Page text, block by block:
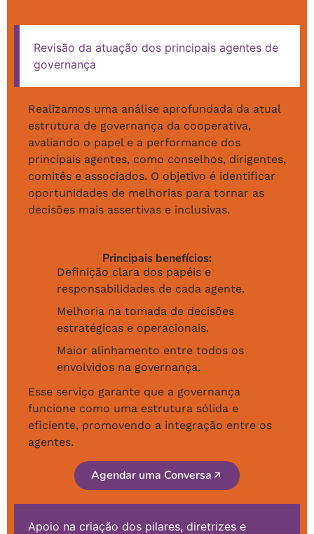
Revisão da atuação dos principais agentes de
governança
Apoio na criação dos pilares, diretrizes e
Realizamos uma análise aprofundada da atual
estrutura de governança da cooperativa,
avaliando o papel e a performance dos
principais agentes, como conselhos, dirigentes,
comitês e associados. O objetivo é identificar
oportunidades de melhorias para tornar as
decisões mais assertivas e inclusivas.
Principais benefícios:
Definição clara dos papéis e
responsabilidades de cada agente.
Melhoria na tomada de decisões
estratégicas e operacionais.
Maior alinhamento entre todos os
envolvidos na governança.
Esse serviço garante que a governança
funcione como uma estrutura sólida e
eficiente, promovendo a integração entre os
agentes.
Agendar uma Conversa